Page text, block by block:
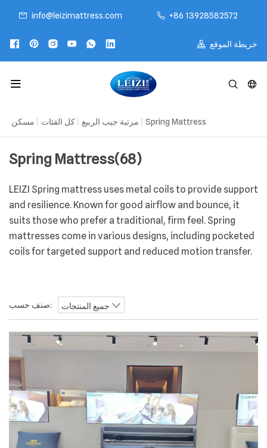
info@leizimattress.com +86 13928582572
خريطة الموقع
مسكن كل الفئات مرتبة جيب الربيع Spring Mattress
Spring Mattress(68)
LEIZI Spring mattress uses metal coils to provide support
and resilience. Known for good airflow and bounce, it
suits those who prefer a traditional, firm feel. Spring
mattresses come in various designs, including pocketed
coils for targeted support and reduced motion transfer.
صنف حسب: جميع المنتجات